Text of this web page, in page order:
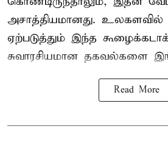
அசாத்தியமானது. உலகளவில்
ஏற்படுத்தும் இந்த
சுவாரசியமான தகவல்களை
Read More